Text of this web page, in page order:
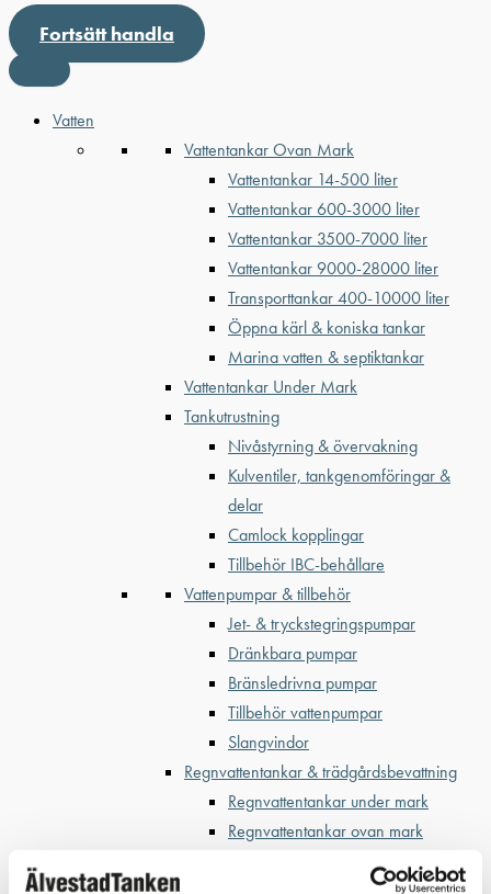
Fortsätt handla
Vatten
Vattentankar Ovan Mark
Vattentankar 14-500 liter
Vattentankar 600-3000 liter
Vattentankar 3500-7000 liter
Vattentankar 9000-28000 liter
Transporttankar 400-10000 liter
Öppna kärl & koniska tankar
Marina vatten & septiktankar
Vattentankar Under Mark
Tankutrustning
Nivåstyrning & övervakning
Kulventiler, tankgenomföringar &
delar
Camlock kopplingar
Tillbehör IBC-behållare
Vattenpumpar & tillbehör
Jet- & tryckstegringspumpar
Dränkbara pumpar
Bränsledrivna pumpar
Tillbehör vattenpumpar
Slangvindor
Regnvattentankar & trädgårdsbevattning
Regnvattentankar under mark
Regnvattentankar ovan mark
Regnvattenfilter & lövsilar